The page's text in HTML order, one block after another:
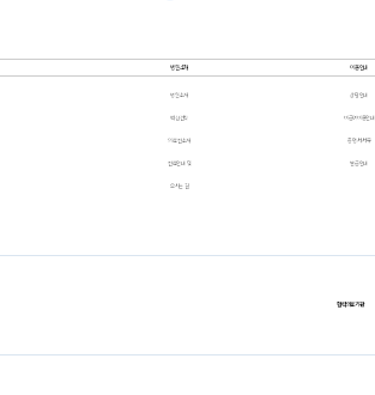
병원소개
병원소개
핵심전략
의료진소개
진료안내 및
오시는 길
이용안내
상담안내
비급여비용안내
증명서·서류
발급안내
협력의료기관